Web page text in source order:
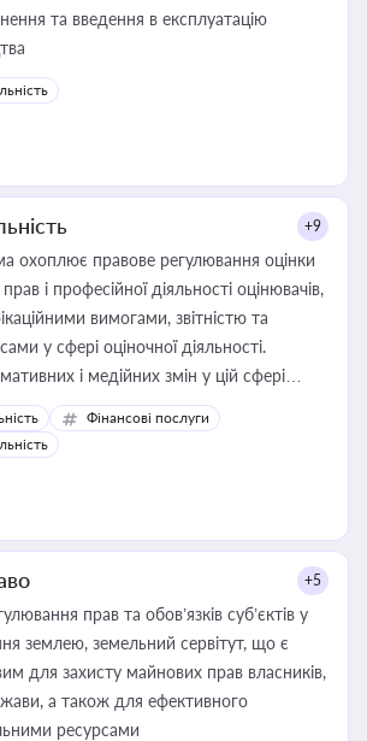
та введення в експлуатацію
+9
охоплює правове регулювання оцінки
і професійної діяльності оцінювачів,
вимогами, звітністю та
у сфері оціночної діяльності.
і медійних змін у цій сфері
бізнесу, керівника, юриста або
оподаткування, приватизації, оренди
корпоративних угод і перевірки
діяльності
Фінансові послуги
+5
прав та обов’язків суб’єктів у
землею, земельний сервітут, що є
для захисту майнових прав власників,
а також для ефективного
ресурсами